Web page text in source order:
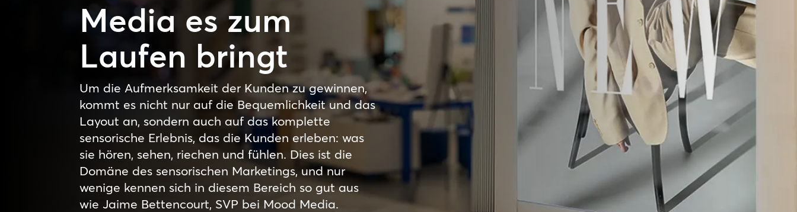
Media es zum
Laufen bringt
Um die Aufmerksamkeit der Kunden zu gewinnen,
kommt es nicht nur auf die Bequemlichkeit und das
Layout an, sondern auch auf das komplette
sensorische Erlebnis, das die Kunden erleben: was
sie hören, sehen, riechen und fühlen. Dies ist die
Domäne des sensorischen Marketings, und nur
wenige kennen sich in diesem Bereich so gut aus
wie Jaime Bettencourt, SVP bei Mood Media.